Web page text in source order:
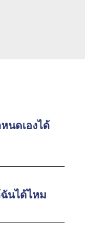
นดเองได้
นได้ไหม